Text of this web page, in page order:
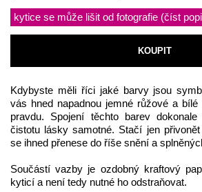
kytice se může lišit od fotografie (číst
KOUPIT
Kdybyste měli říci jaké barvy jsou
vás hned napadnou jemné růžové a
pravdu. Spojení těchto barev
čistotu lásky samotné. Stačí jen
se ihned přenese do říše snění a
Součástí vazby je ozdobný kraftový
kyticí a není tedy nutné ho odstraňovat.